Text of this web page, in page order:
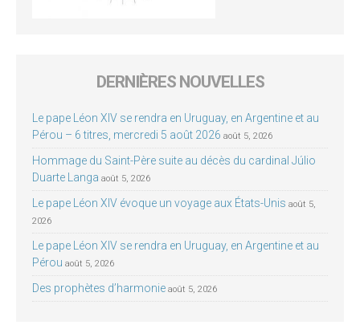
DERNIÈRES NOUVELLES
Le pape Léon XIV se rendra en Uruguay, en Argentine et au
Pérou – 6 titres, mercredi 5 août 2026 août 5, 2026
Hommage du Saint-Père suite au décès du cardinal Júlio
Duarte Langa août 5, 2026
Le pape Léon XIV évoque un voyage aux États-Unis août 5,
2026
Le pape Léon XIV se rendra en Uruguay, en Argentine et au
Pérou août 5, 2026
Des prophètes d’harmonie août 5, 2026